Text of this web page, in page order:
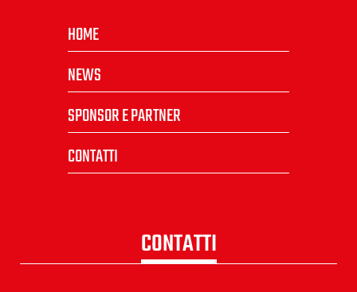
HOME
NEWS
SPONSOR E PARTNER
CONTATTI
CONTATTI